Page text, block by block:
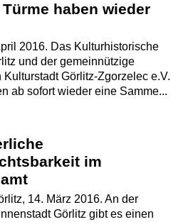
haben wieder
2016. Das Kulturhistorische
und der gemeinnützige
Kulturstadt Görlitz-Zgorzelec e.V.
ab sofort wieder eine Samme...
im
14. März 2016. An der
Görlitz gibt es einen